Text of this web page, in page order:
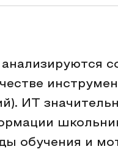
анализируются
ИТ
обучения и